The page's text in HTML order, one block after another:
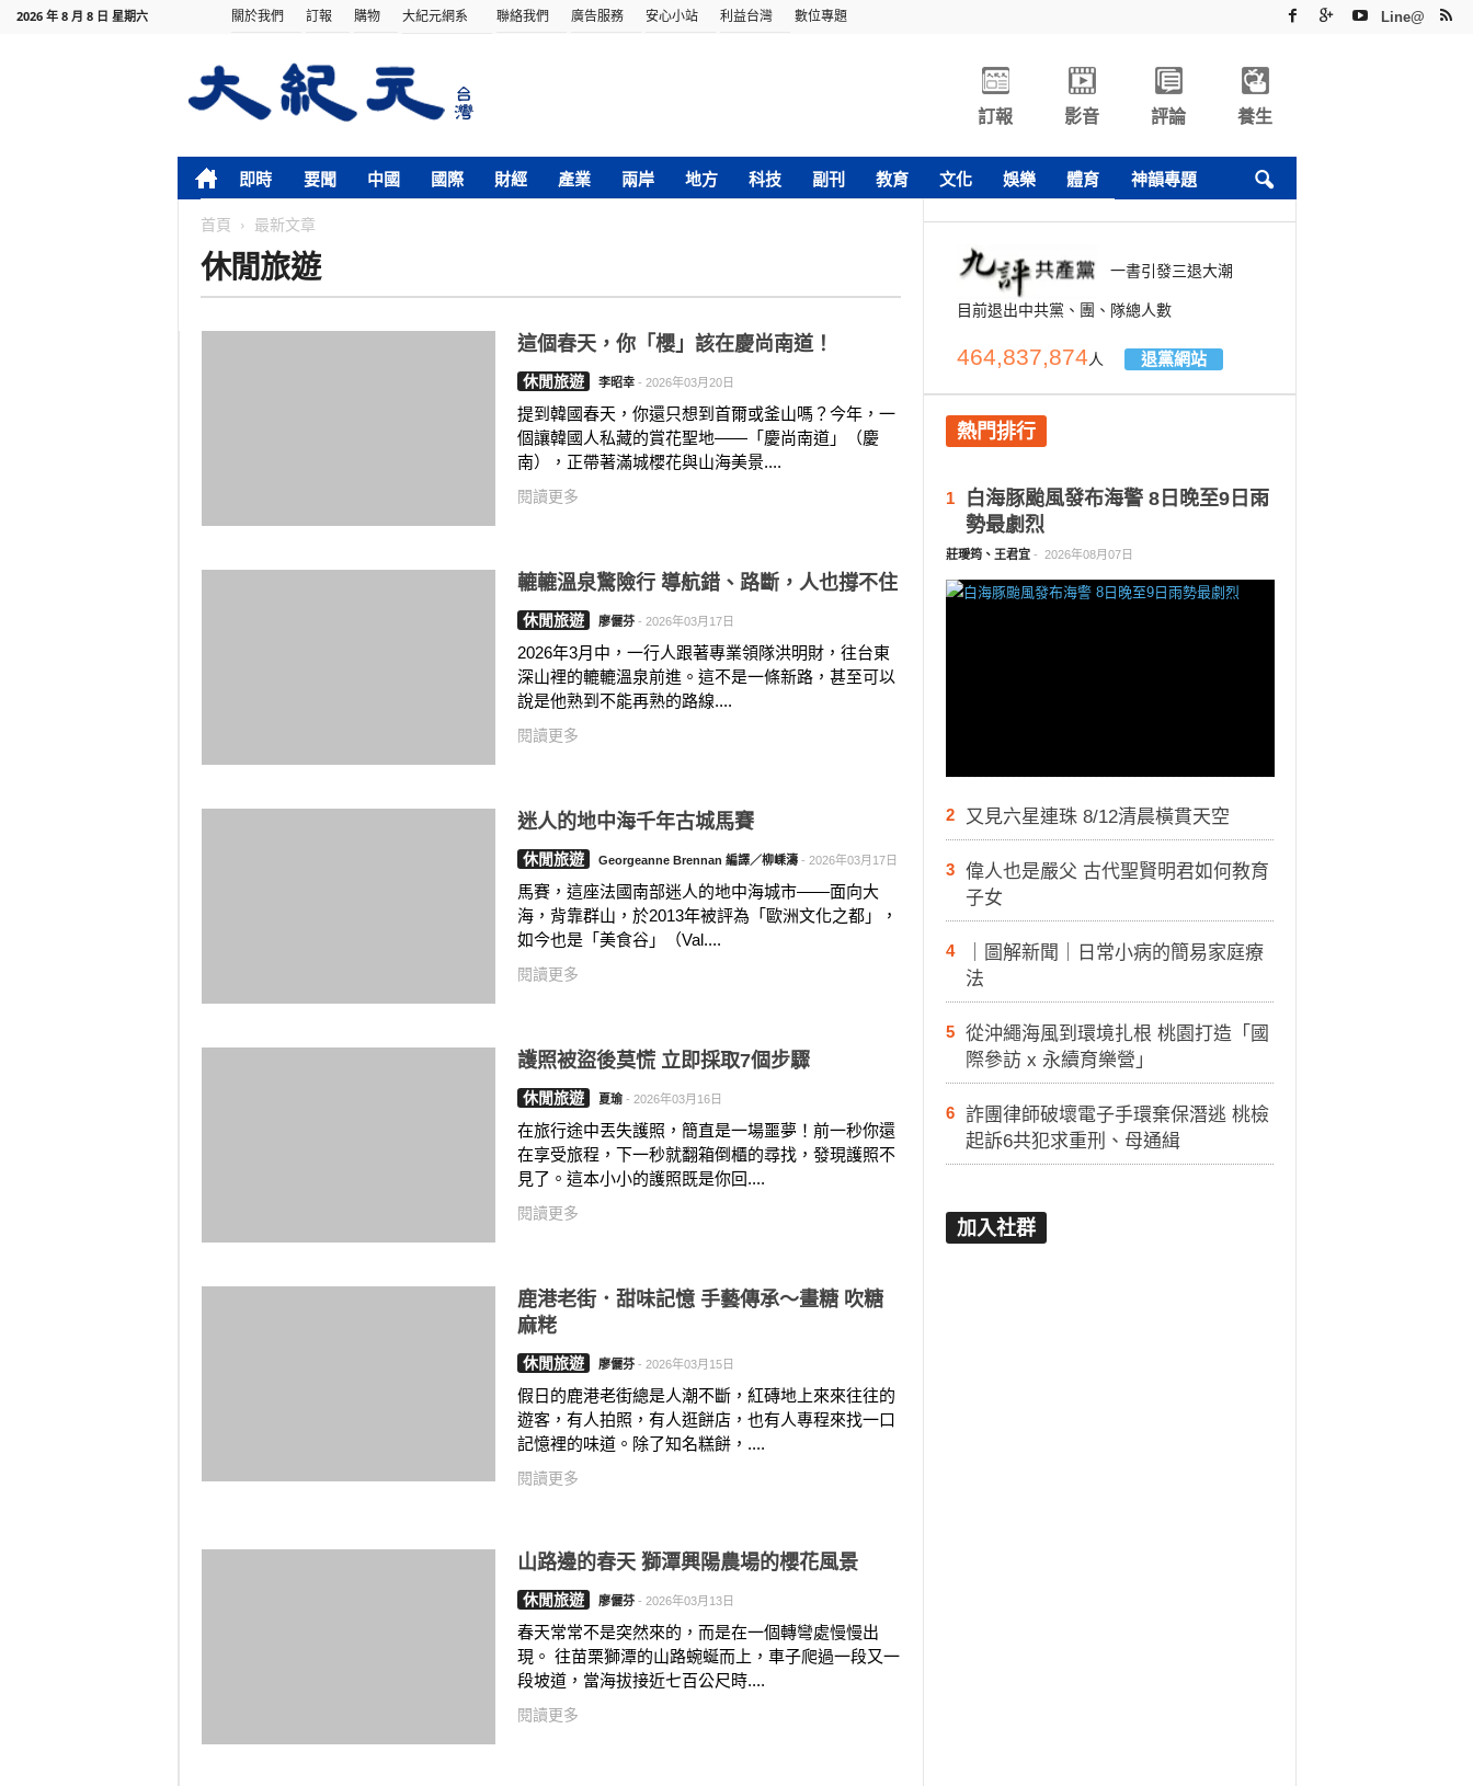
2026 年 8 月 8 日 星期六 關於我們 訂報 購物 大紀元網系 聯絡我們 廣告服務 安心小站 利益台灣 數位專題 Line@
訂報 影音 評論 養生
即時 要聞 中國 國際 財經 產業 兩岸 地方 科技 副刊 教育 文化 娛樂 體育 神韻專題
首頁 最新文章
休閒旅遊
這個春天，你「櫻」該在慶尚南道！
休閒旅遊 李昭幸 - 2026年03月20日
提到韓國春天，你還只想到首爾或釜山嗎？今年，一
個讓韓國人私藏的賞花聖地——「慶尚南道」（慶
南），正帶著滿城櫻花與山海美景....
閱讀更多
轆轆溫泉驚險行 導航錯、路斷，人也撐不住
休閒旅遊 廖儷芬 - 2026年03月17日
2026年3月中，一行人跟著專業領隊洪明財，往台東
深山裡的轆轆溫泉前進。這不是一條新路，甚至可以
說是他熟到不能再熟的路線....
閱讀更多
迷人的地中海千年古城馬賽
休閒旅遊 Georgeanne Brennan 編譯／柳嵊濤 - 2026年03月17日
馬賽，這座法國南部迷人的地中海城市——面向大
海，背靠群山，於2013年被評為「歐洲文化之都」，
如今也是「美食谷」（Val....
閱讀更多
護照被盜後莫慌 立即採取7個步驟
休閒旅遊 夏瑜 - 2026年03月16日
在旅行途中丟失護照，簡直是一場噩夢！前一秒你還
在享受旅程，下一秒就翻箱倒櫃的尋找，發現護照不
見了。這本小小的護照既是你回....
閱讀更多
鹿港老街．甜味記憶 手藝傳承～畫糖 吹糖 ​​​​​​
麻粩
休閒旅遊 廖儷芬 - 2026年03月15日
假日的鹿港老街總是人潮不斷，紅磚地上來來往往的
遊客，有人拍照，有人逛餅店，也有人專程來找一口
記憶裡的味道。除了知名糕餅，....
閱讀更多
山路邊的春天 獅潭興陽農場的櫻花風景
休閒旅遊 廖儷芬 - 2026年03月13日
春天常常不是突然來的，而是在一個轉彎處慢慢出
現。 往苗栗獅潭的山路蜿蜒而上，車子爬過一段又一
段坡道，當海拔接近七百公尺時....
閱讀更多
一書引發三退大潮
目前退出中共黨、團、隊總人數
464,837,874人 退黨網站
熱門排行
1
白海豚颱風發布海警 8日晚至9日雨
勢最劇烈
莊璦筠、王君宜 - 2026年08月07日
2 又見六星連珠 8/12清晨橫貫天空
3
偉人也是嚴父 古代聖賢明君如何教育
子女
4
｜圖解新聞｜日常小病的簡易家庭療
法
5
從沖繩海風到環境扎根 桃園打造「國
際參訪 x 永續育樂營」
6
詐團律師破壞電子手環棄保潛逃 桃檢
起訴6共犯求重刑、母通緝
加入社群